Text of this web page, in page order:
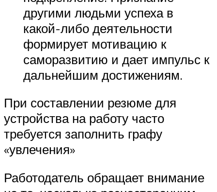
другими людьми успеха в
какой-либо деятельности
формирует мотивацию к
саморазвитию и дает импульс к
дальнейшим достижениям.
При составлении резюме для
устройства на работу часто
требуется заполнить графу
«увлечения»
Работодатель обращает внимание